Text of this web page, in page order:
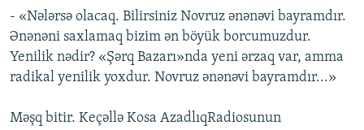
- «Nələrsə olacaq. Bilirsiniz Novruz ənənəvi bayramdır.
Ənənəni saxlamaq bizim ən böyük borcumuzdur.
Yenilik nədir? «Şərq Bazarı»nda yeni ərzaq var, amma
radikal yenilik yoxdur. Novruz ənənəvi bayramdır...»
Məşq bitir. Keçəllə Kosa AzadlıqRadiosunun